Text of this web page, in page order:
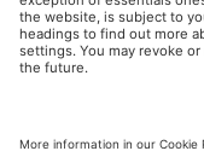
OSRAM Automotive na